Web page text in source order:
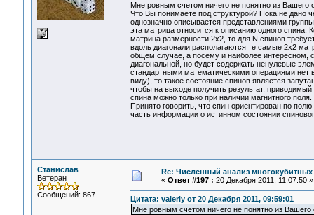
Мне ровным счетом ничего не понятно из Вашего
Что Вы понимаете под структурой? Пока не дано
однозначно описывается представлениями
эта матрица относится к описанию одного спина.
матрица размерности 2х2, то для N спинов
вдоль диагонали располагаются те самые 2х2
общем случае, а посему и наиболее интересном,
диагональной, но будет содержать ненулевые
стандартными математическими операциями нет
виду), то такое состояние спинов является
чтобы на выходе получить результат,
спина можно только при наличии магнитного
Принято говорить, что спин ориентирован по
часть информации о истинном состоянии
Станислав
Ветеран
Сообщений: 867
Re: Численный анализ многокубитных
« Ответ #197 : 20 Декабря 2011, 11:07:50 »
Цитата: valeriy от 20 Декабря 2011, 09:59:01
Мне ровным счетом ничего не понятно из Вашего